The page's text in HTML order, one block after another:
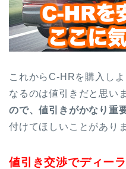
これからC-HRを購入し
なるのは値引きだと思い
ので、値引きがかなり重
付けてほしいことがあり
値引き交渉でディー